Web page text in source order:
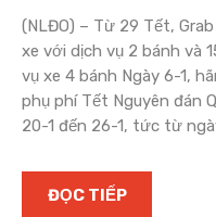
(NLĐO) – Từ 29 Tết,
xe với dịch vụ 2 bánh và
vụ xe 4 bánh Ngày 6-1,
phụ phí Tết Nguyên đán
20-1 đến 26-1, tức từ
ĐỌC TIẾP